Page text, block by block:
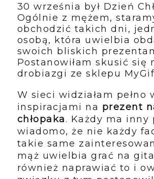
30 września był Dzień
Ogólnie z mężem,
obchodzić takich dni,
osobą, która uwielbia
swoich bliskich
Postanowiłam skusić się
drobiazgi ze sklepu
W sieci widziałam pełno
inspiracjami na prezent
chłopaka. Każdy ma inny
wiadomo, że nie każdy
takie same
mąż uwielbia grać na
również naprawiać to i